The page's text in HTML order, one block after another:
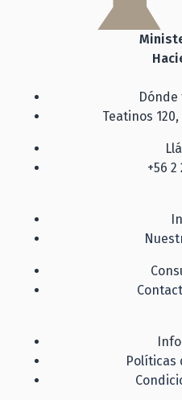
Teatinos
+56 2
Políticas